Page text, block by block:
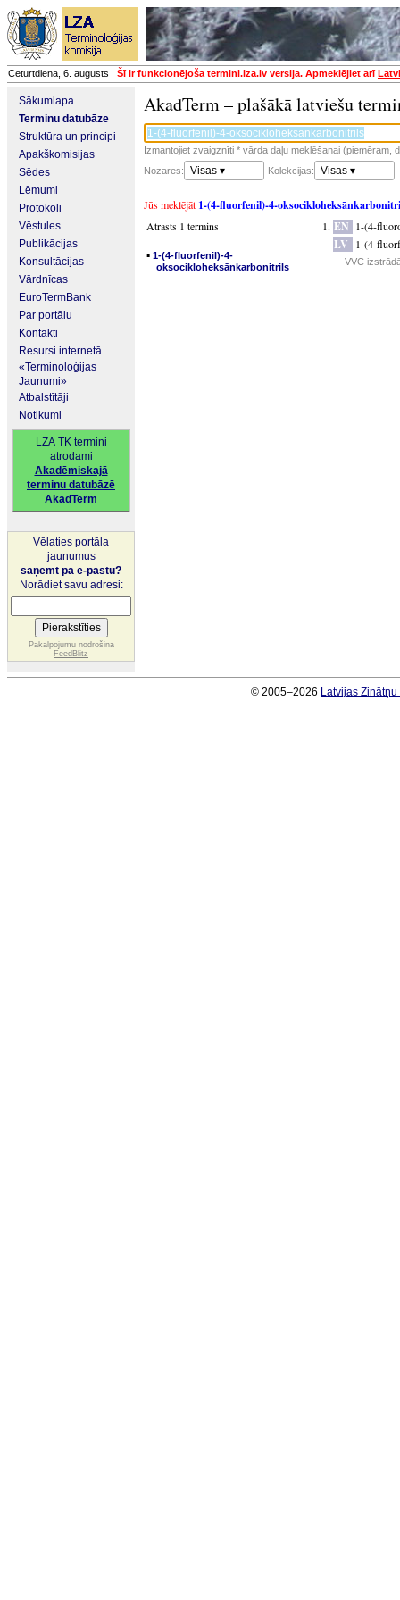
Ceturtdiena, 6. augusts Šī ir funkcionējoša termini.lza.lv versija. Apmeklējiet arī
Sākumlapa
Terminu datubāze
Struktūra un principi
Apakškomisijas
Sēdes
Lēmumi
Protokoli
Vēstules
Publikācijas
Konsultācijas
Vārdnīcas
EuroTermBank
Par portālu
Kontakti
Resursi internetā
«Terminoloģijas
Jaunumi»
Atbalstītāji
Notikumi
LZA TK termini
atrodami
Akadēmiskajā
terminu datubāzē
AkadTerm
Vēlaties portāla
jaunumus
saņemt pa e-pastu?
Norādiet savu adresi:
Pakalpojumu nodrošina
FeedBlitz
AkadTerm – plašākā latviešu
Izmantojiet zvaigznīti * vārda daļu meklēšanai (piemēram,
Nozares:
Visas ▾ Kolekcijas: Visas ▾
Jūs meklējāt 1-(4-fluorfenil)-4-
Atrasts 1 termins
▪ 1-(4-fluorfenil)-4-
oksocikloheksānkarbonitrils
EN 1-(4-
LV 1-(4-
VVC
© 2005–2026 Latvijas